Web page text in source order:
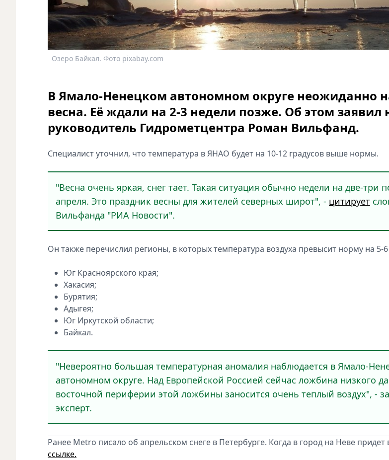
Озеро Байкал. Фото pixabay.com
В Ямало-Ненецком автономном округе неожиданно
весна. Её ждали на 2-3 недели позже. Об этом заявил
руководитель Гидрометцентра Роман Вильфанд.
Специалист уточнил, что температура в ЯНАО будет на 10-12 градусов выше нормы.
"Весна очень яркая, снег тает. Такая ситуация обычно недели на две-три
апреля. Это праздник весны для жителей северных широт", - цитирует
Вильфанда "РИА Новости".
Он также перечислил регионы, в которых температура воздуха превысит норму на 5-6
Юг Красноярского края;
Хакасия;
Бурятия;
Адыгея;
Юг Иркутской области;
Байкал.
"Невероятно большая температурная аномалия наблюдается в Ямало-
автономном округе. Над Европейской Россией сейчас ложбина низкого
восточной периферии этой ложбины заносится очень теплый воздух", -
эксперт.
Ранее Metro писало об апрельском снеге в Петербурге. Когда в город на Неве придет
ссылке.